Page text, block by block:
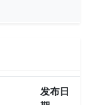
发布日